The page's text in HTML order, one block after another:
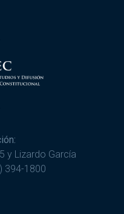
y Lizardo García
394-1800